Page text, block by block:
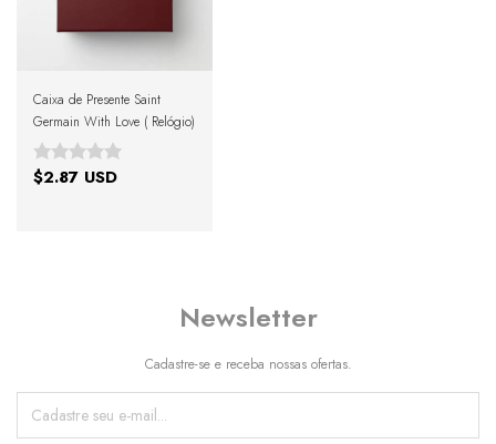
Caixa de Presente Saint
Germain With Love ( Relógio)
$2.87 USD
Newsletter
Cadastre-se e receba nossas ofertas.